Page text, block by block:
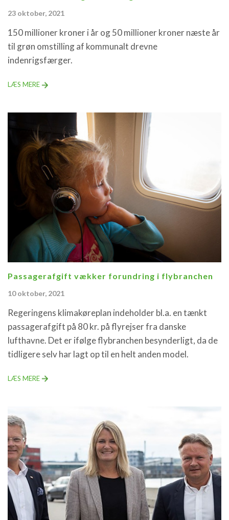
23 oktober, 2021
150 millioner kroner i år og 50 millioner kroner næste år
til grøn omstilling af kommunalt drevne
indenrigsfærger.
LÆS MERE
Passagerafgift vækker forundring i flybranchen
10 oktober, 2021
Regeringens klimakøreplan indeholder bl.a. en tænkt
passagerafgift på 80 kr. på flyrejser fra danske
lufthavne. Det er ifølge flybranchen besynderligt, da de
tidligere selv har lagt op til en helt anden model.
LÆS MERE